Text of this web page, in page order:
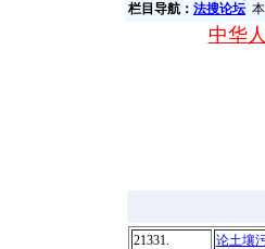
栏目导航： 法搜论坛
中华
21331.
论土壤